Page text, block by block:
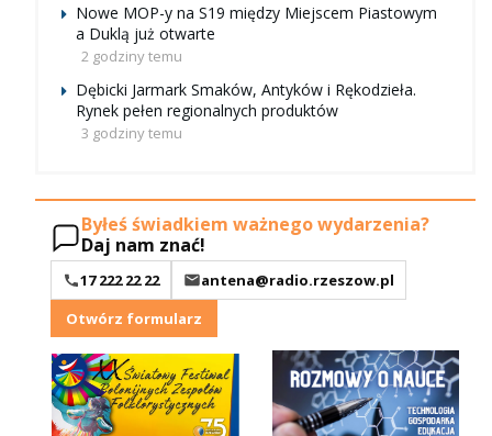
Nowe MOP-y na S19 między Miejscem Piastowym
a Duklą już otwarte
2 godziny temu
Dębicki Jarmark Smaków, Antyków i Rękodzieła.
Rynek pełen regionalnych produktów
3 godziny temu
Byłeś świadkiem ważnego wydarzenia?
Daj nam znać!
17 222 22 22
antena@radio.rzeszow.pl
Otwórz formularz